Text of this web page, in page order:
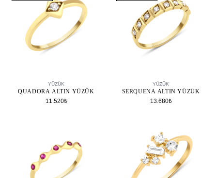
YÜZÜK
QUADORA ALTIN YÜZÜK
11.520₺
YÜZÜK
SERQUENA ALTIN YÜZÜK
13.680₺